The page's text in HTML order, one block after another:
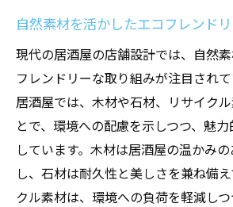
自然素材を活かしたエコフレンド
現代の居酒屋の店舗設計では、自然
フレンドリーな取り組みが注目され
居酒屋では、木材や石材、リサイク
とで、環境への配慮を示しつつ、魅
しています。木材は居酒屋の温かみ
し、石材は耐久性と美しさを兼ね備
クル素材は、環境への負荷を軽減し